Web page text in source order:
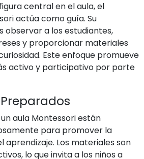
central en el aula, el
actúa como guía. Su
observar a los estudiantes,
y proporcionar materiales
Este enfoque promueve
activo y participativo por parte
aula Montessori están
para promover la
aprendizaje. Los materiales son
lo que invita a los niños a